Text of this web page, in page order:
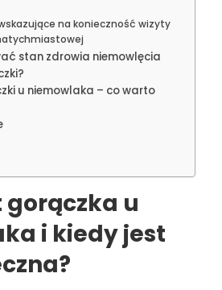
na konieczność wizyty
stan zdrowia niemowlęcia
u niemowlaka – co warto
gorączka u
i kiedy jest